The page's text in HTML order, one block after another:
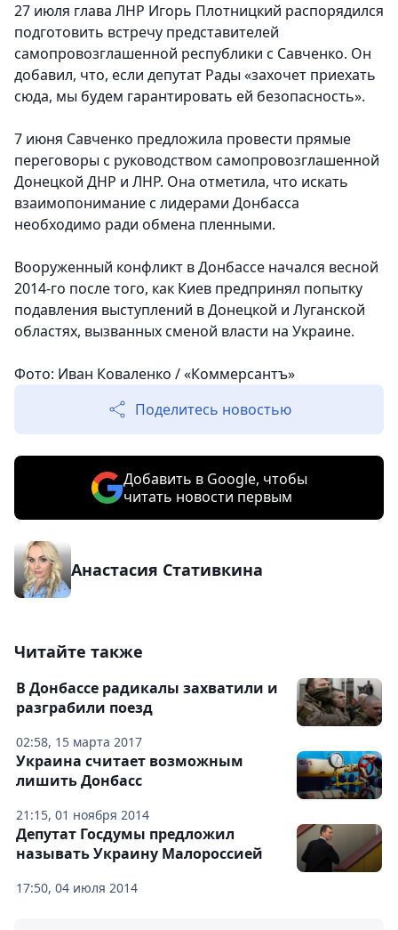
27 июля глава ЛНР Игорь Плотницкий распорядился
подготовить встречу представителей
самопровозглашенной республики с Савченко. Он
добавил, что, если депутат Рады «захочет приехать
сюда, мы будем гарантировать ей безопасность».
7 июня Савченко предложила провести прямые
переговоры с руководством самопровозглашенной
Донецкой ДНР и ЛНР. Она отметила, что искать
взаимопонимание с лидерами Донбасса
необходимо ради обмена пленными.
Вооруженный конфликт в Донбассе начался весной
2014-го после того, как Киев предпринял попытку
подавления выступлений в Донецкой и Луганской
областях, вызванных сменой власти на Украине.
Фото: Иван Коваленко / «Коммерсантъ»
Поделитесь новостью
Добавить в Google, чтобы
читать новости первым
Анастасия Стативкина
Читайте также
02:58, 15 марта 2017
В Донбассе радикалы захватили и
разграбили поезд
21:15, 01 ноября 2014
Украина считает возможным
лишить Донбасс
17:50, 04 июля 2014
Депутат Госдумы предложил
называть Украину Малороссией